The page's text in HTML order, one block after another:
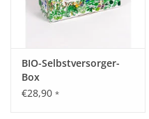
BIO-Selbstversorger-
Box
€28,90 *